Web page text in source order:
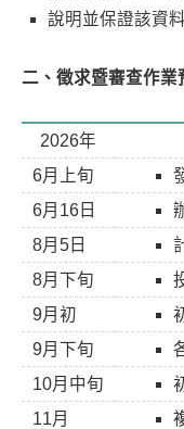
說明並保證該資
二、徵求暨審查作業
2026年
6月上旬
6月16日
8月5日
8月下旬
9月初
9月下旬
10月中旬
11月